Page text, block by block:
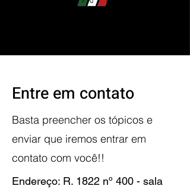
Entre em contato
Basta preencher os tópicos e
enviar que iremos entrar em
contato com você!!
Endereço: R. 1822 nº 400 - sala